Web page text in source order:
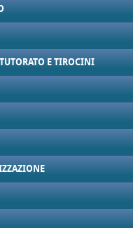
E TIROCINI